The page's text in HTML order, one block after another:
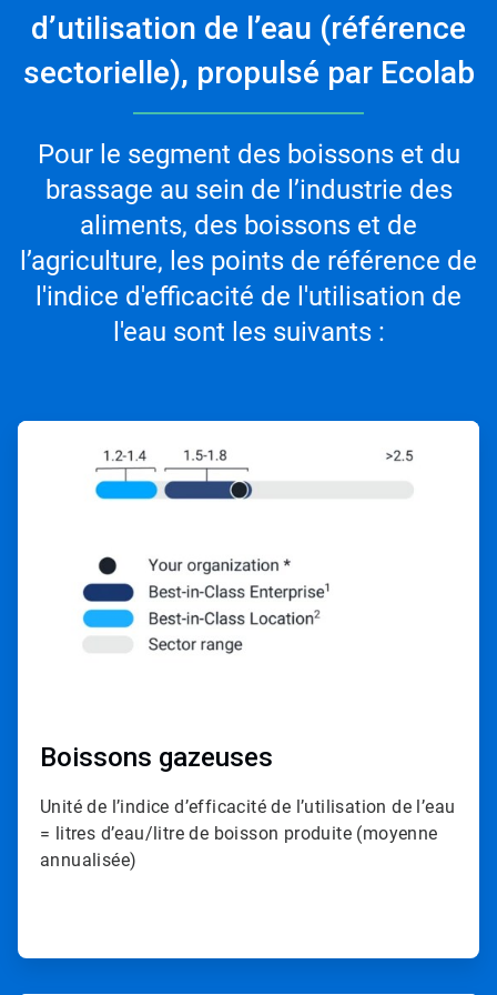
d’utilisation de l’eau (référence
sectorielle), propulsé par Ecolab
Pour le segment des boissons et du
brassage au sein de l’industrie des
aliments, des boissons et de
l’agriculture, les points de référence de
l'indice d'efficacité de l'utilisation de
l'eau sont les suivants :
ArticleTile
Boissons gazeuses
Unité de l’indice d’efficacité de l’utilisation de l’eau
= litres d’eau/litre de boisson produite (moyenne
annualisée)